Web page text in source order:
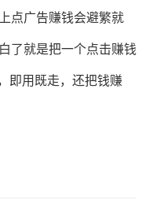
点广告赚钱会避繁就
了就是把一个点击赚钱
即用既走，还把钱赚